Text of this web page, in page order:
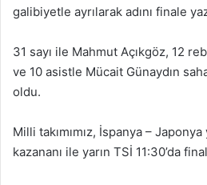
galibiyetle ayrılarak adını finale
31 sayı ile Mahmut Açıkgöz, 12
ve 10 asistle Mücait Günaydın
oldu.
Milli takımımız, İspanya – Japonya
kazananı ile yarın TSİ 11:30’da